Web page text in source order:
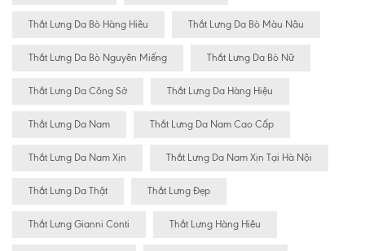
Thắt Lưng Da Bò Hàng Hiêu Thắt Lưng Da Bò Màu Nâu
Thắt Lưng Da Bò Nguyên Miếng Thắt Lưng Da Bò Nữ
Thắt Lưng Da Công Sở Thắt Lưng Da Hàng Hiệu
Thắt Lưng Da Nam Thắt Lưng Da Nam Cao Cấp
Thắt Lưng Da Nam Xịn Thắt Lưng Da Nam Xịn Tại Hà Nội
Thắt Lưng Da Thật Thắt Lưng Đẹp
Thắt Lưng Gianni Conti Thắt Lưng Hàng Hiêu